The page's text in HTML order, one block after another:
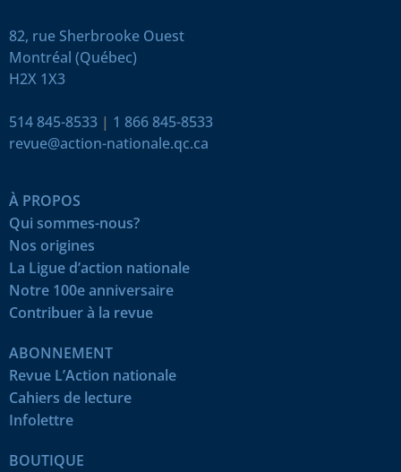
82, rue Sherbrooke Ouest
Montréal (Québec)
H2X 1X3
514 845-8533 | 1 866 845-8533
revue@action-nationale.qc.ca
À PROPOS
Qui sommes-nous?
Nos origines
La Ligue d’action nationale
Notre 100e anniversaire
Contribuer à la revue
ABONNEMENT
Revue L’Action nationale
Cahiers de lecture
Infolettre
BOUTIQUE